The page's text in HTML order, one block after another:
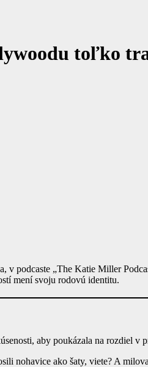
toľko
v podcaste „The Katie Miller
mení svoju rodovú identitu.
aby poukázala na rozdiel v
nohavice ako šaty, viete? A